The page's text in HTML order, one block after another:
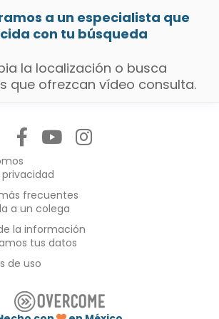
a un especialista que
con tu búsqueda
la localización o busca
que ofrezcan vídeo consulta.
frecuentes
a un colega
la información
tus datos
de uso